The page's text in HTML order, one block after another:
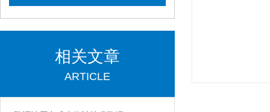
相关文章
ARTICLE